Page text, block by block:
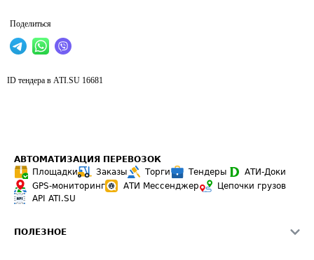
Поделиться
ID тендера в ATI.SU 16681
АВТОМАТИЗАЦИЯ ПЕРЕВОЗОК
Площадки
Заказы Торги Тендеры
АТИ-Доки
GPS-мониторинг
АТИ Мессенджер
Цепочки грузов
API ATI.SU
ПОЛЕЗНОЕ